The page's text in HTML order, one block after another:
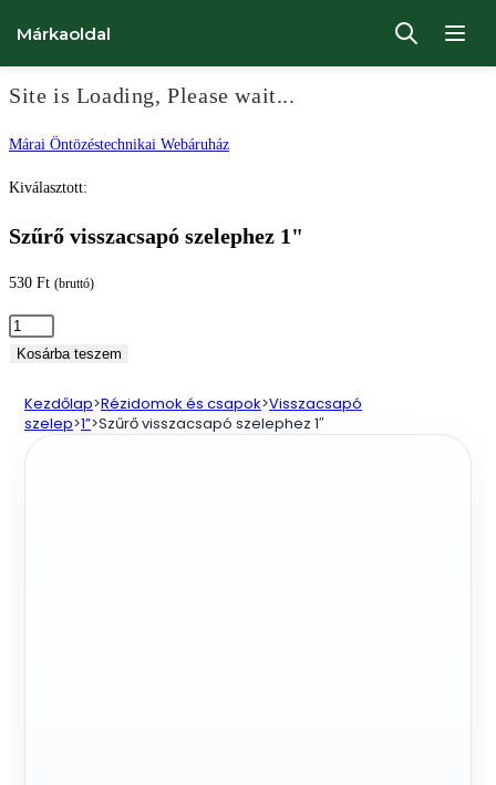
Site is Loading, Please wait...
Ugrás
Márai Öntözéstechnikai Webáruház
Márkaoldal
Kiválasztott:
Szűrő visszacsapó szelephez 1"
530 Ft (bruttó)
Szűrő
visszacsapó
mennyiség
Kosárba teszem
Kezdőlap>Rézidomok és csapok>Visszacsapó
szelep>1”>Szűrő visszacsapó szelephez 1″